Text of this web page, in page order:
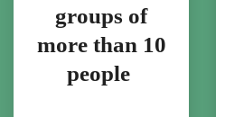
groups of
more than 10
people